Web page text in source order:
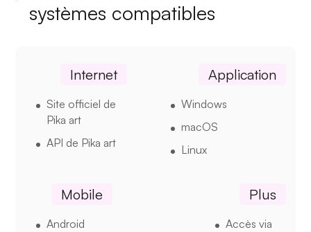
systèmes compatibles
Internet
Site officiel de
Pika art
API de Pika art
Application
Windows
macOS
Linux
Mobile
Android
Plus
Accès via